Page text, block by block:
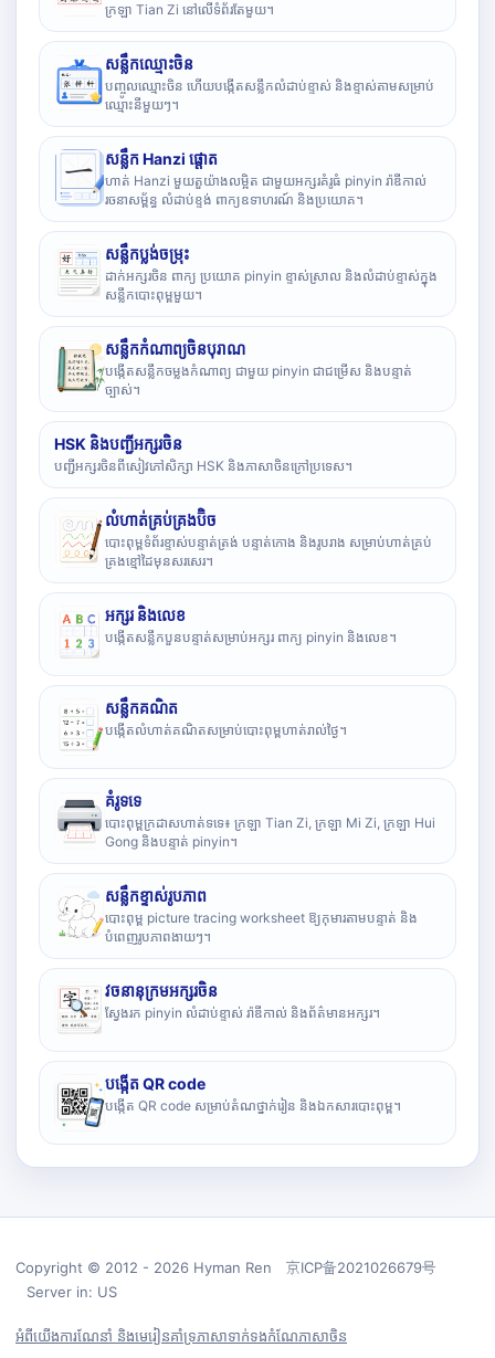
ក្រឡា Tian Zi នៅលើទំព័រតែមួយ។
សន្លឹកឈ្មោះចិន
បញ្ចូលឈ្មោះចិន ហើយបង្កើតសន្លឹកលំដាប់ខ្ទាស់ និងខ្ទាស់តាមសម្រាប់
ឈ្មោះនីមួយៗ។
សន្លឹក Hanzi ផ្តោត
ហាត់ Hanzi មួយតួយ៉ាងលម្អិត ជាមួយអក្សរគំរូធំ pinyin រ៉ាឌីកាល់
រចនាសម្ព័ន្ធ លំដាប់ខ្ទង់ ពាក្យឧទាហរណ៍ និងប្រយោគ។
សន្លឹកប្លង់ចម្រុះ
ដាក់អក្សរចិន ពាក្យ ប្រយោគ pinyin ខ្ទាស់ស្រាល និងលំដាប់ខ្ទាស់ក្នុង
សន្លឹកបោះពុម្ពមួយ។
សន្លឹកកំណាព្យចិនបុរាណ
បង្កើតសន្លឹកចម្លងកំណាព្យ ជាមួយ pinyin ជាជម្រើស និងបន្ទាត់
ច្បាស់។
HSK និងបញ្ជីអក្សរចិន
បញ្ជីអក្សរចិនពីសៀវភៅសិក្សា HSK និងភាសាចិនក្រៅប្រទេស។
លំហាត់គ្រប់គ្រងប៊ិច
បោះពុម្ពទំព័រខ្ទាស់បន្ទាត់ត្រង់ បន្ទាត់កោង និងរូបរាង សម្រាប់ហាត់គ្រប់
គ្រងខ្មៅដៃមុនសរសេរ។
អក្សរ និងលេខ
បង្កើតសន្លឹកបួនបន្ទាត់សម្រាប់អក្សរ ពាក្យ pinyin និងលេខ។
សន្លឹកគណិត
បង្កើតលំហាត់គណិតសម្រាប់បោះពុម្ពហាត់រាល់ថ្ងៃ។
គំរូទទេ
បោះពុម្ពក្រដាសហាត់ទទេ៖ ក្រឡា Tian Zi, ក្រឡា Mi Zi, ក្រឡា Hui
Gong និងបន្ទាត់ pinyin។
សន្លឹកខ្ទាស់រូបភាព
បោះពុម្ព picture tracing worksheet ឱ្យកុមារតាមបន្ទាត់ និង
បំពេញរូបភាពងាយៗ។
វចនានុក្រមអក្សរចិន
ស្វែងរក pinyin លំដាប់ខ្ទាស់ រ៉ាឌីកាល់ និងព័ត៌មានអក្សរ។
បង្កើត QR code
បង្កើត QR code សម្រាប់តំណថ្នាក់រៀន និងឯកសារបោះពុម្ព។
Copyright © 2012 - 2026 Hyman Ren 京ICP备2021026679号
Server in: US
អំពីយើងការណែនាំ និងមេរៀនគាំទ្រភាសាទាក់ទងកំណែភាសាចិន